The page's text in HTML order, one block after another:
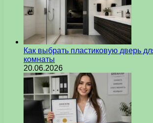
Как выбрать пластиковую дверь
комнаты
20.06.2026